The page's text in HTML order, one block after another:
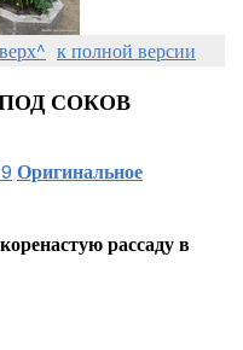
к полной версии
СОКОВ
Оригинальное
рассаду в